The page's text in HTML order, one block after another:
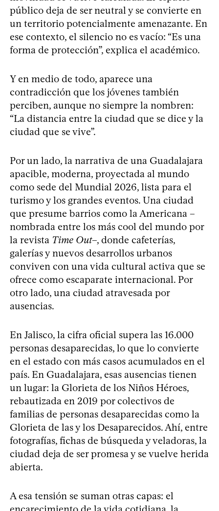
público deja de ser neutral y se convierte en
un territorio potencialmente amenazante. En
ese contexto, el silencio no es vacío: “Es una
forma de protección”, explica el académico.
Y en medio de todo, aparece una
contradicción que los jóvenes también
perciben, aunque no siempre la nombren:
“La distancia entre la ciudad que se dice y la
ciudad que se vive”.
Por un lado, la narrativa de una Guadalajara
apacible, moderna, proyectada al mundo
como sede del Mundial 2026, lista para el
turismo y los grandes eventos. Una ciudad
que presume barrios como la Americana –
nombrada entre los más cool del mundo por
la revista Time Out–, donde cafeterías,
galerías y nuevos desarrollos urbanos
conviven con una vida cultural activa que se
ofrece como escaparate internacional. Por
otro lado, una ciudad atravesada por
ausencias.
En Jalisco, la cifra oficial supera las 16.000
personas desaparecidas, lo que lo convierte
en el estado con más casos acumulados en el
país. En Guadalajara, esas ausencias tienen
un lugar: la Glorieta de los Niños Héroes,
rebautizada en 2019 por colectivos de
familias de personas desaparecidas como la
Glorieta de las y los Desaparecidos. Ahí, entre
fotografías, fichas de búsqueda y veladoras, la
ciudad deja de ser promesa y se vuelve herida
abierta.
A esa tensión se suman otras capas: el